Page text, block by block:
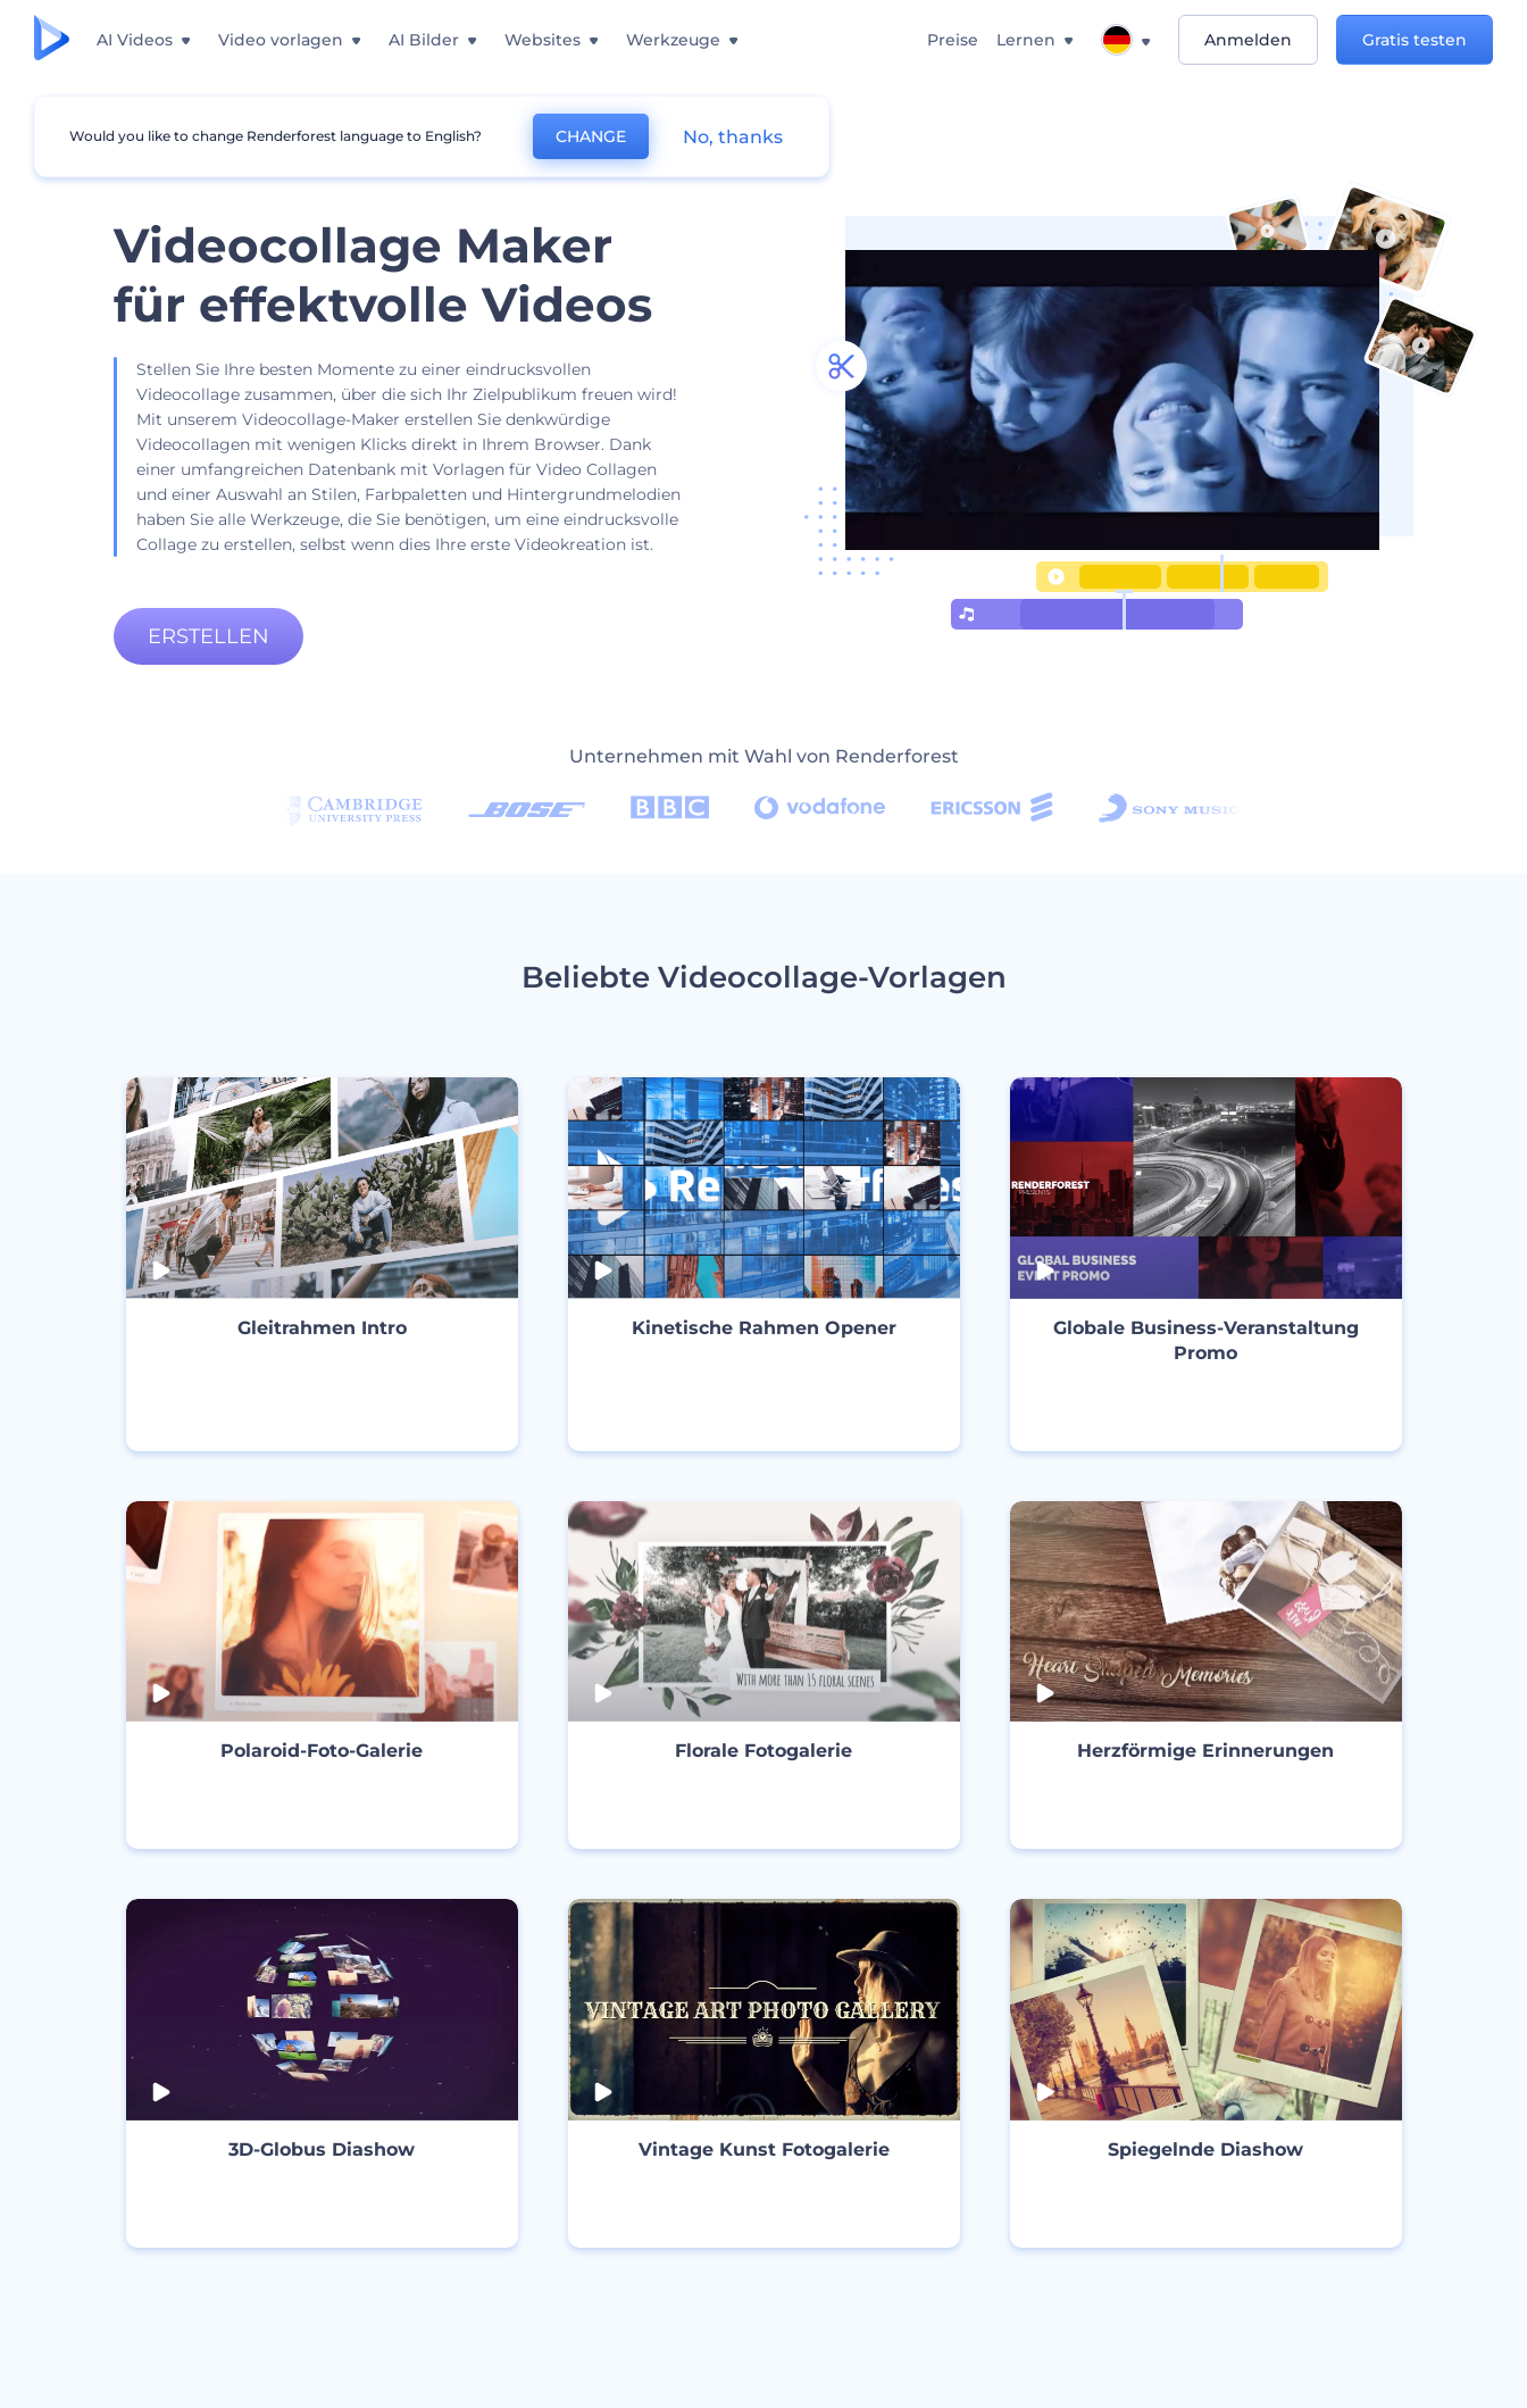
AI Videos Video vorlagen AI Bilder Websites Werkzeuge Preise Lernen Anmelden Gratis testen
Videocollage Maker
für effektvolle Videos
Stellen Sie Ihre besten Momente zu einer eindrucksvollen
Videocollage zusammen, über die sich Ihr Zielpublikum freuen wird!
Mit unserem Videocollage-Maker erstellen Sie denkwürdige
Videocollagen mit wenigen Klicks direkt in Ihrem Browser. Dank
einer umfangreichen Datenbank mit Vorlagen für Video Collagen
und einer Auswahl an Stilen, Farbpaletten und Hintergrundmelodien
haben Sie alle Werkzeuge, die Sie benötigen, um eine eindrucksvolle
Collage zu erstellen, selbst wenn dies Ihre erste Videokreation ist.
ERSTELLEN
Unternehmen mit Wahl von Renderforest
Beliebte Videocollage-Vorlagen
Gleitrahmen Intro Kinetische Rahmen Opener
Globale Business-Veranstaltung
Promo
Polaroid-Foto-Galerie Florale Fotogalerie Herzförmige Erinnerungen
3D-Globus Diashow Vintage Kunst Fotogalerie Spiegelnde Diashow
Would you like to change Renderforest language to English? CHANGE No, thanks